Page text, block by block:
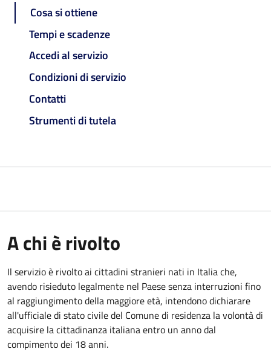
Cosa si ottiene
Tempi e scadenze
Accedi al servizio
Condizioni di servizio
Contatti
Strumenti di tutela
A chi è rivolto
Il servizio è rivolto ai cittadini stranieri nati in Italia che,
avendo risieduto legalmente nel Paese senza interruzioni fino
al raggiungimento della maggiore età, intendono dichiarare
all'ufficiale di stato civile del Comune di residenza la volontà di
acquisire la cittadinanza italiana entro un anno dal
compimento dei 18 anni.